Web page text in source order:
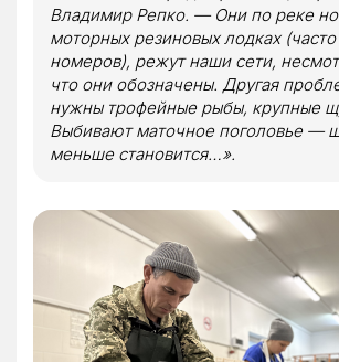
Владимир Репко. — Они по реке
моторных резиновых лодках (часто
номеров), режут наши сети,
что они обозначены. Другая
нужны трофейные рыбы, крупные
Выбивают маточное поголовье —
меньше становится…».